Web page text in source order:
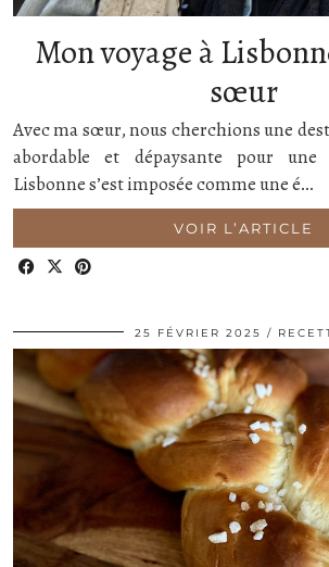
Mon voyage à
sœur
Avec ma sœur, nous cherchions une
abordable et dépaysante pour une
Lisbonne s’est imposée comme une é…
VOIR L’ARTICLE
25 FÉVRIER 2025